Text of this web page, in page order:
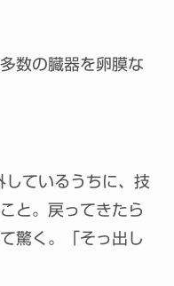
数の臓器を卵膜な
ているうちに、技
と。戻ってきたら
驚く。「そっ出し